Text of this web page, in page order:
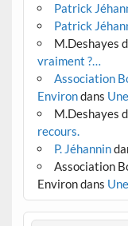
Patrick
Patrick
M.Deshayes
vraiment ?…
Association
Environdans
M.Deshayes
recours.
P. Jéhannin
Association
Environdans